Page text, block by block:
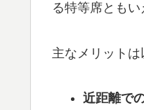
る特等席ともい
主なメリットは
近距離で